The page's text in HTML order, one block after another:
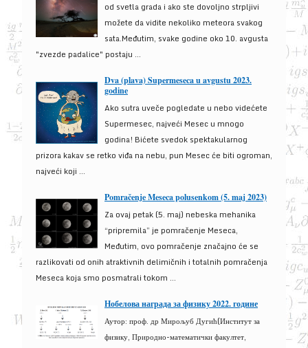
od svetla grada i ako ste dovoljno strpljivi
možete da vidite nekoliko meteora svakog
sata.Međutim, svake godine oko 10. avgusta
"zvezde padalice" postaju ...
Dva (plava) Supermeseca u avgustu 2023.
godine
Ako sutra uveče pogledate u nebo videćete
Supermesec, najveći Mesec u mnogo
godina! Bićete svedok spektakularnog
prizora kakav se retko viđa na nebu, pun Mesec će biti ogroman,
najveći koji ...
Pomračenje Meseca polusenkom (5. maj 2023)
Za ovaj petak (5. maj) nebeska mehanika
“pripremila” je pomračenje Meseca,
Međutim, ovo pomračenje značajno će se
razlikovati od onih atraktivnih delimičnih i totalnih pomračenja
Meseca koja smo posmatrali tokom ...
Нобелова награда за физику 2022. године
Аутор: проф. др Мирољуб Дугић(Институт за
физику, Природно-математички факултет,